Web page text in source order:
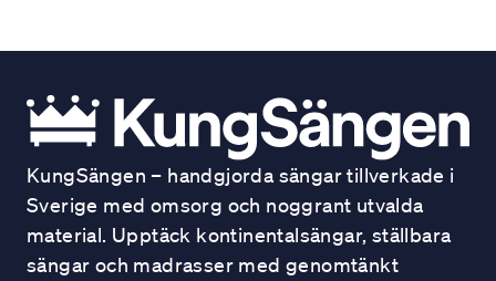
KungSängen – handgjorda sängar tillverkade i
Sverige med omsorg och noggrant utvalda
material. Upptäck kontinentalsängar, ställbara
sängar och madrasser med genomtänkt